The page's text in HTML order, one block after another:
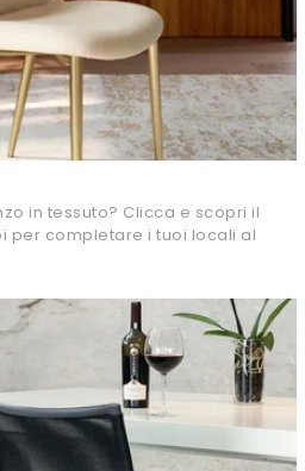
in tessuto? Clicca e scopri il
per completare i tuoi locali al